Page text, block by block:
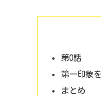
第0話
第一印象
まとめ